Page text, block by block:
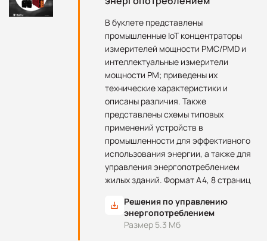
В буклете представлены
промышленные IoT концентраторы
измерителей мощности PMC/PMD и
интеллектуальные измерители
мощности PM; приведены их
технические характеристики и
описаны различия. Также
представлены схемы типовых
применений устройств в
промышленности для эффективного
использования энергии, а также для
управления энергопотреблением
жилых зданий. Формат А4, 8 страниц
Решения по управлению
энергопотреблением
Размер 5.3 Мб